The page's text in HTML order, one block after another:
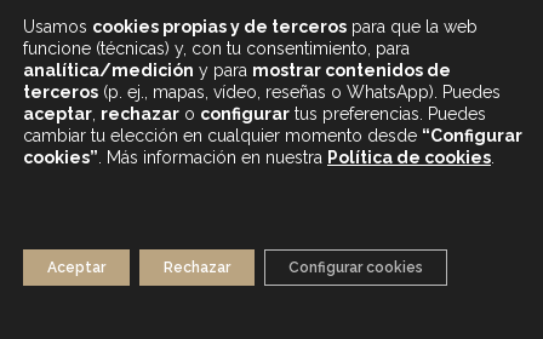
DE 9.30 A 20H
AVISO LEGAL
POLÍTICA DE PRIVACIDAD
Usamos cookies propias y de terceros para que la web
funcione (técnicas) y, con tu consentimiento, para
analítica/medición y para mostrar contenidos de
terceros (p. ej., mapas, vídeo, reseñas o WhatsApp). Puedes
aceptar rechazar o configurar tus preferencias. Puedes
cambiar tu elección en cualquier momento desde “Configurar
cookies” . Más información en nuestra Política de cookies
Aceptar Rechazar Configurar cookies